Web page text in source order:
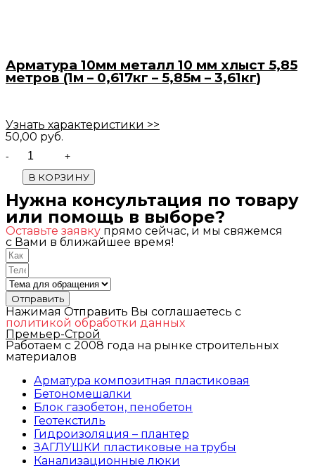
Арматура 10мм металл 10 мм хлыст 5,85
метров (1м – 0,617кг – 5,85м – 3,61кг)
Узнать характеристики >>
50,00 руб.
В КОРЗИНУ
Нужна консультация по товару
или помощь в выборе?
Оставьте заявку прямо сейчас, и мы свяжемся
с Вами в ближайшее время!
Отправить
Нажимая Отправить Вы соглашаетесь с
политикой обработки данных
Премьер-Строй
Работаем с 2008 года на рынке строительных
материалов
Арматура композитная пластиковая
Бетономешалки
Блок газобетон, пенобетон
Геотекстиль
Гидроизоляция – плантер
ЗАГЛУШКИ пластиковые на трубы
Канализационные люки